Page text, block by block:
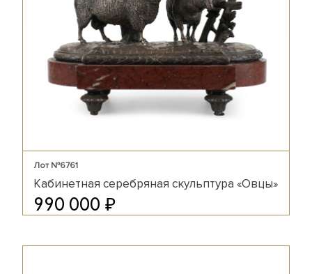
Лот №6761
Кабинетная серебряная скульптура «Овцы»
990 000 ₽